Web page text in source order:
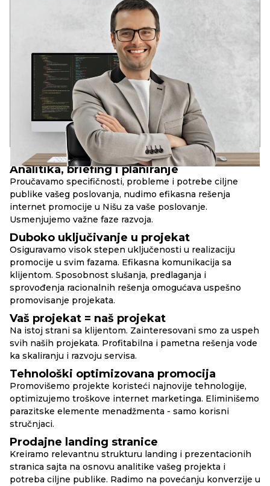
PRINCIPIRBAND
Analitika, briefing i planiranje
Proučavamo specifičnosti, probleme i potrebe ciljne
publike vašeg poslovanja, nudimo efikasna rešenja
internet promocije u Nišu za vaše poslovanje.
Usmenjujemo važne faze razvoja.
Duboko uključivanje u projekat
Osiguravamo visok stepen uključenosti u realizaciju
promocije u svim fazama. Efikasna komunikacija sa
klijentom. Sposobnost slušanja, predlaganja i
sprovođenja racionalnih rešenja omogućava uspešno
promovisanje projekata.
Vaš projekat = naš projekat
Na istoj strani sa klijentom. Zainteresovani smo za uspeh
svih naših projekata. Profitabilna i pametna rešenja vode
ka skaliranju i razvoju servisa.
Tehnološki optimizovana promocija
Promovišemo projekte koristeći najnovije tehnologije,
optimizujemo troškove internet marketinga. Eliminišemo
parazitske elemente menadžmenta - samo korisni
stručnjaci.
Prodajne landing stranice
Kreiramo relevantnu strukturu landing i prezentacionih
stranica sajta na osnovu analitike vašeg projekta i
potreba ciljne publike. Radimo na povećanju konverzije u
17+
godina u razvoju
90+
uspešnih web-projekata
10+
složenih web-servisa
VODEĆI DEVELOPER
Dva stručna obrazovanja u oblasti razvoja softvera
U mladom uzrastu prepoznao potencijal informacionih
tehnologija: globalizaciju i duboku integraciju IT rešenja u
društvene strukture savremenog društva.
Iskustvo u raznim IT oblastima od 2006. godine. Analitičko
sistemsko razmišljanje. Kompetencije za rešavanje poslovnih
zadataka, DevOps, Full Stack, SEO.